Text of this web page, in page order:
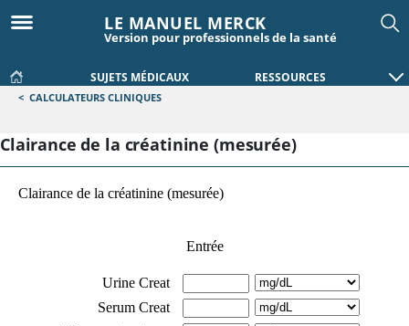
LE MANUEL MERCK
Version pour professionnels de la santé
SUJETS MÉDICAUX RESSOURCES
< CALCULATEURS CLINIQUES
Clairance de la créatinine (mesurée)